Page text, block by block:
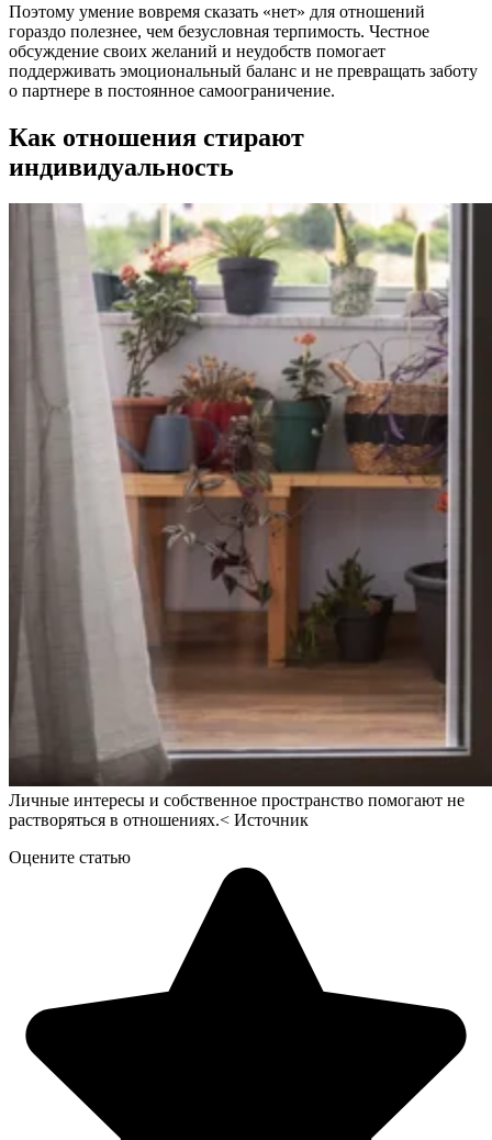
Поэтому умение вовремя сказать «нет» для отношений
гораздо полезнее, чем безусловная терпимость. Честное
обсуждение своих желаний и неудобств помогает
поддерживать эмоциональный баланс и не превращать заботу
о партнере в постоянное самоограничение.
Как отношения стирают
индивидуальность
Личные интересы и собственное пространство помогают не
растворяться в отношениях.< Источник
Оцените статью